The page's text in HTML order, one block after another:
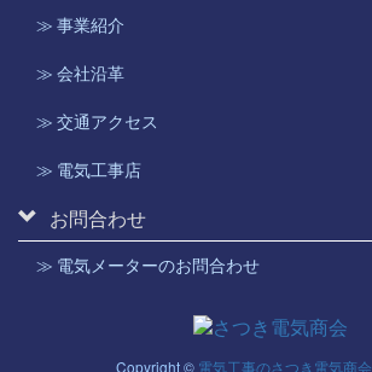
≫ 事業紹介
≫ 会社沿革
≫ 交通アクセス
≫ 電気工事店
お問合わせ
≫ 電気メーターのお問合わせ
Copyright © 電気工事のさつき電気商会